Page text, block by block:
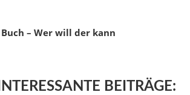
Buch – Wer will der kann
INTERESSANTE BEITRÄGE: